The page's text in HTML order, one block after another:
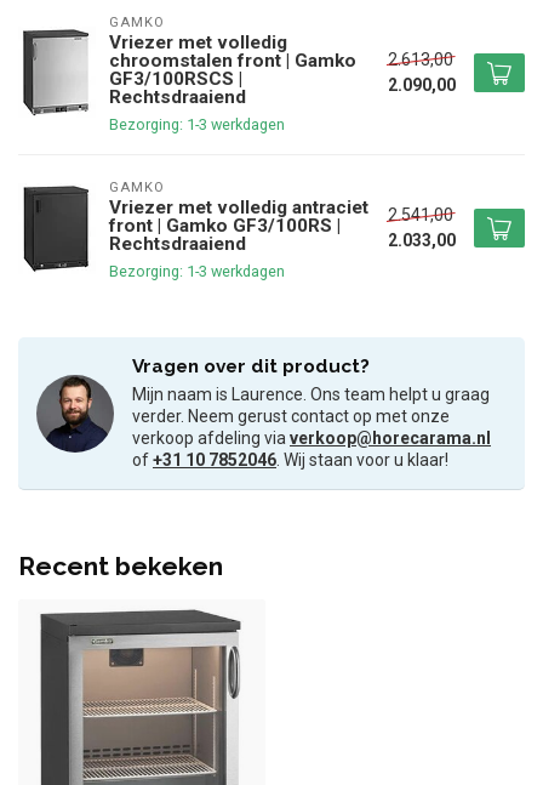
GAMKO
Vriezer met volledig
chroomstalen front | Gamko
GF3/100RSCS |
Rechtsdraaiend
Bezorging: 1-3 werkdagen
2.613,00
2.090,00
GAMKO
Vriezer met volledig antraciet
front | Gamko GF3/100RS |
Rechtsdraaiend
Bezorging: 1-3 werkdagen
2.541,00
2.033,00
Vragen over dit product?
Mijn naam is Laurence. Ons team helpt u graag
verder. Neem gerust contact op met onze
verkoop afdeling viaverkoop@horecarama.nl
of+31 10 7852046. Wij staan voor u klaar!
Recent bekeken